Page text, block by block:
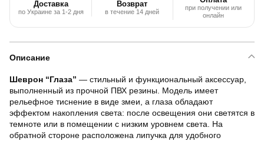
Доставка
по Украине за 1-2 дня
Возврат
в течение 14 дней
при получении или
онлайн
Описание
Шеврон “Глаза” — стильный и функциональный аксессуар,
выполненный из прочной ПВХ резины. Модель имеет
рельефное тиснение в виде змеи, а глаза обладают
эффектом накопления света: после освещения они светятся в
темноте или в помещении с низким уровнем света. На
обратной стороне расположена липучка для удобного